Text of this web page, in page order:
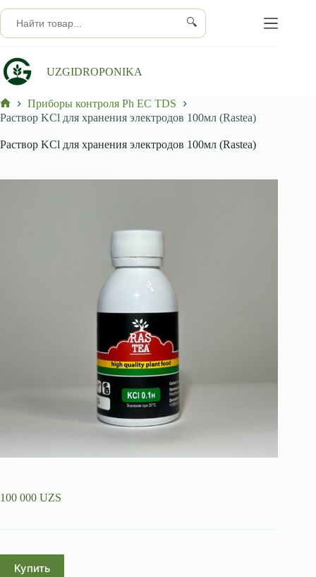
к
сути
🔍
UZGIDROPONIKA
Главная
Приборы контроля Ph EC TDS
Раствор KCl для хранения электродов 100мл (Rastea)
Раствор KCl для хранения электродов 100мл (Rastea)
100 000 UZS
Купить